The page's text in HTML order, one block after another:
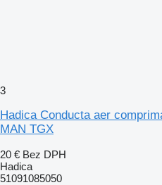
3
Hadica Conducta aer
MAN TGX
20 € Bez DPH
Hadica
51091085050